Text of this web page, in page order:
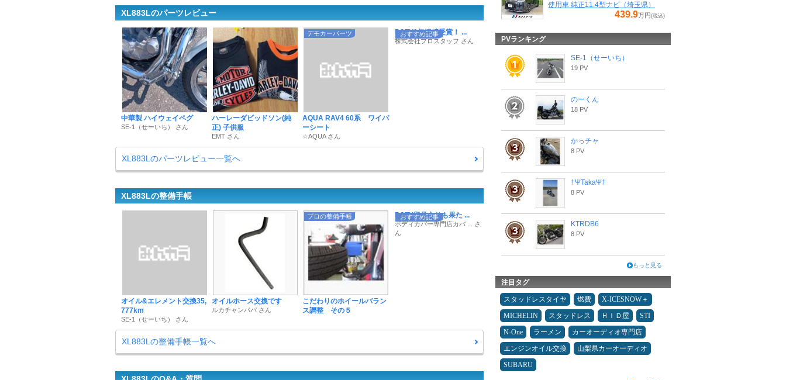
XL883Lのパーツレビュー
中華製 ハイウェイペグ
SE-1（せーいち） さん
ハーレーダビッドソン(純
正) 子供服
EMT さん
デモカーパーツ
AQUA RAV4 60系 ワイパ
ーシート
☆AQUA さん
おすすめ記事
POTY9年連続受賞！ ...
株式会社プロスタッフ さん
XL883Lのパーツレビュー一覧へ
XL883Lの整備手帳
オイル&エレメント交換35,
777km
SE-1（せーいち） さん
オイルホース交換です
ルカチャンパパ さん
プロの整備手帳
こだわりのホイールバラン
ス調整 その５
おすすめ記事
POTY殿堂入りも果た ...
ボディカバー専門店カバ ... さ
ん
XL883Lの整備手帳一覧へ
使用車 純正11.4型ナビ（埼玉県）
439.9万円 (税込)
PVランキング
SE-1（せーいち）
19 PV
のーくん
18 PV
かっチャ
8 PV
†ΨTakaΨ†
8 PV
KTRDB6
8 PV
もっと見る
注目タグ
スタッドレスタイヤ 燃費
X-ICESNOW＋
MICHELIN
スタッドレス ＨＩＤ屋
STI
N-One
ラーメン
カーオーディオ専門店
エンジンオイル交換
山梨県カーオーディオ
SUBARU